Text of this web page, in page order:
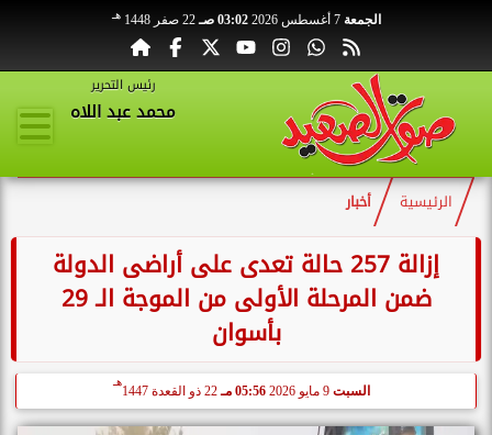
الجمعة 7 أغسطس 2026 03:02 صـ 22 صفر 1448 هـ
رئيس التحرير
محمد عبد اللاه
الرئيسية أخبار
إزالة 257 حالة تعدى على أراضى الدولة
ضمن المرحلة الأولى من الموجة الـ 29
بأسوان
السبت 05:56 مـ 22 ذو القعدة 1447
هـ